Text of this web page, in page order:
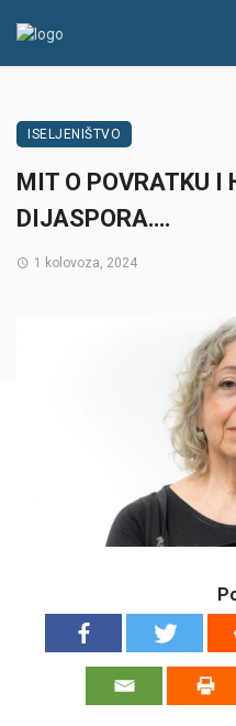
ISELJENIŠTVO
MIT O POVRATKU I
DIJASPORA….
1 kolovoza, 2024